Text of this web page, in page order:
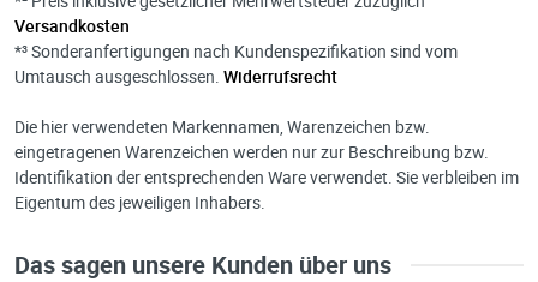
Versandkosten
*³ Sonderanfertigungen nach Kundenspezifikation sind vom
Umtausch ausgeschlossen. Widerrufsrecht
Die hier verwendeten Markennamen, Warenzeichen bzw.
eingetragenen Warenzeichen werden nur zur Beschreibung bzw.
Identifikation der entsprechenden Ware verwendet. Sie verbleiben im
Eigentum des jeweiligen Inhabers.
Das sagen unsere Kunden über uns